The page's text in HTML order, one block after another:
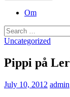
Om
Search
for:
Uncategorized
Pippi på
July 10, 2012 admin